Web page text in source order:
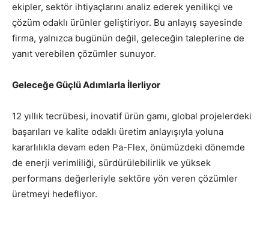
ekipler, sektör ihtiyaçlarını analiz ederek yenilikçi ve
çözüm odaklı ürünler geliştiriyor. Bu anlayış sayesinde
firma, yalnızca bugünün değil, geleceğin taleplerine de
yanıt verebilen çözümler sunuyor.
Geleceğe Güçlü Adımlarla İlerliyor
12 yıllık tecrübesi, inovatif ürün gamı, global projelerdeki
başarıları ve kalite odaklı üretim anlayışıyla yoluna
kararlılıkla devam eden Pa-Flex, önümüzdeki dönemde
de enerji verimliliği, sürdürülebilirlik ve yüksek
performans değerleriyle sektöre yön veren çözümler
üretmeyi hedefliyor.